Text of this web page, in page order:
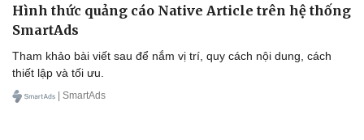
Văn hóa
Sân khấu - Điện ảnh
Văn học
Giải trí
Hình thức quảng cáo Native Article trên hệ thống
SmartAds
Tham khảo bài viết sau để nắm vị trí, quy cách nội dung, cách
thiết lập và tối ưu.
| SmartAds